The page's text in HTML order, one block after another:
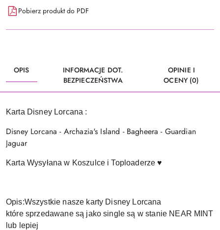
Pobierz produkt do PDF
OPIS
INFORMACJE DOT.
BEZPIECZEŃSTWA
OPINIE I
OCENY (0)
Karta Disney Lorcana :
Disney Lorcana - Archazia's Island - Bagheera - Guardian
Jaguar
Karta Wysyłana w Koszulce i Toploaderze ♥
Opis:Wszystkie nasze karty Disney Lorcana
które sprzedawane są jako single są w stanie NEAR MINT
lub lepiej